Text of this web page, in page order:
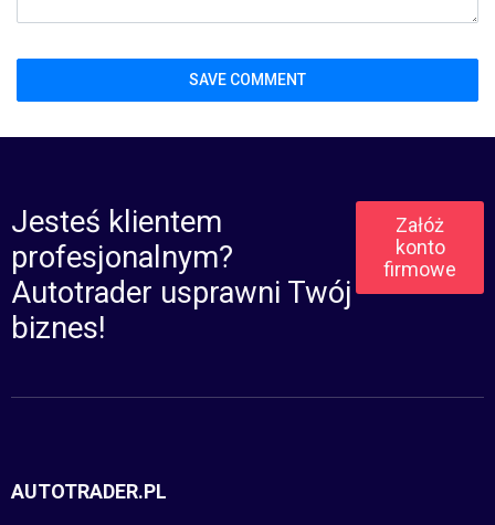
Jesteś klientem
profesjonalnym?
Autotrader usprawni Twój
biznes!
Załóż
konto
firmowe
AUTOTRADER.PL